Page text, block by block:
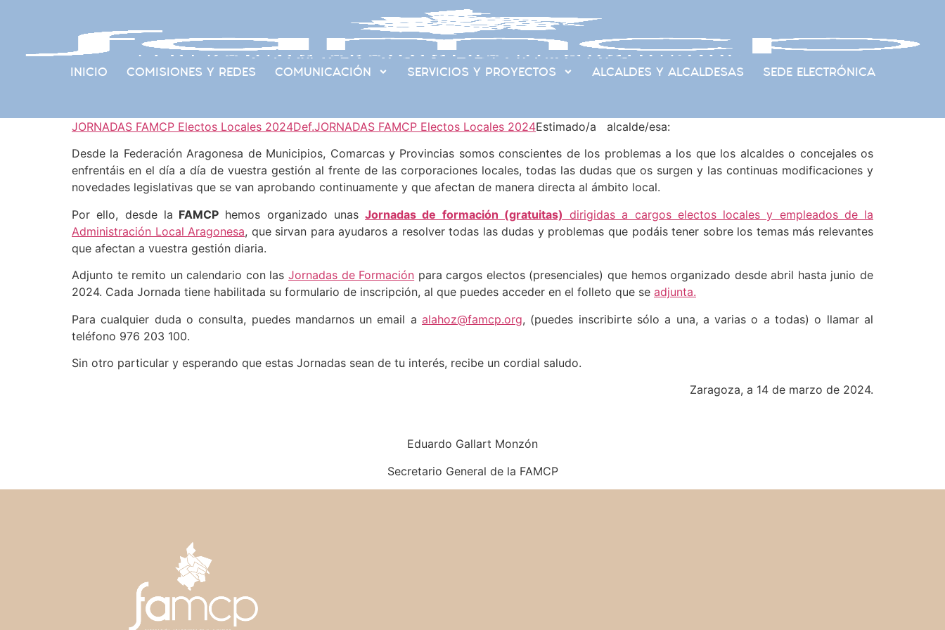
INICIO COMISIONES Y REDES COMUNICACIÓN SERVICIOS Y PROYECTOS ALCALDES Y ALCALDESAS SEDE ELECTRÓNICA
JORNADAS FAMCP Electos Locales 2024Def.JORNADAS FAMCP Electos Locales 2024Estimado/a alcalde/esa:
Desde la Federación Aragonesa de Municipios, Comarcas y Provincias somos conscientes de los problemas a los que los alcaldes o concejales os
enfrentáis en el día a día de vuestra gestión al frente de las corporaciones locales, todas las dudas que os surgen y las continuas modificaciones y
novedades legislativas que se van aprobando continuamente y que afectan de manera directa al ámbito local.
Por ello, desde la FAMCP hemos organizado unas Jornadas de formación (gratuitas) dirigidas a cargos electos locales y empleados de la
Administración Local Aragonesa, que sirvan para ayudaros a resolver todas las dudas y problemas que podáis tener sobre los temas más relevantes
que afectan a vuestra gestión diaria.
Adjunto te remito un calendario con las Jornadas de Formación para cargos electos (presenciales) que hemos organizado desde abril hasta junio de
2024. Cada Jornada tiene habilitada su formulario de inscripción, al que puedes acceder en el folleto que se adjunta.
Para cualquier duda o consulta, puedes mandarnos un email aalahoz@famcp.org, (puedes inscribirte sólo a una, a varias o a todas) o llamar al
teléfono 976 203 100.
Sin otro particular y esperando que estas Jornadas sean de tu interés, recibe un cordial saludo.
Zaragoza, a 14 de marzo de 2024.
Eduardo Gallart Monzón
Secretario General de la FAMCP